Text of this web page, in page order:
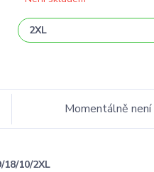
Momentálně není
18/10/2XL